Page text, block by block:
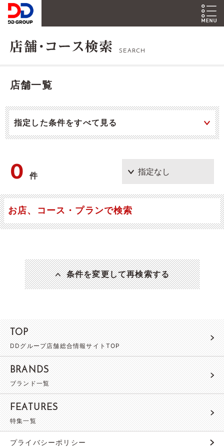
SEARCH
店舗一覧
指定した条件をすべて見る
0件
お店、コース・プランで検索
条件を変更して再検索する
TOP
DDグループ店舗総合情報サイトTOP
BRANDS
ブランド一覧
FEATURES
特集一覧
プライバシーポリシー